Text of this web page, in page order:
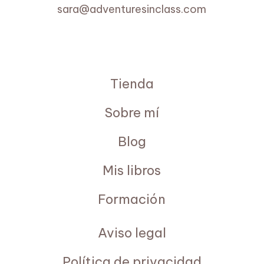
sara@adventuresinclass.com
Tienda
Sobre mí
Blog
Mis libros
Formación
Aviso legal